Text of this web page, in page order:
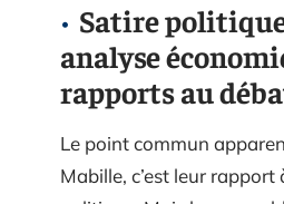
Satire
analyse
rapports au
Le point commun
Mabille, c’est leur rapport